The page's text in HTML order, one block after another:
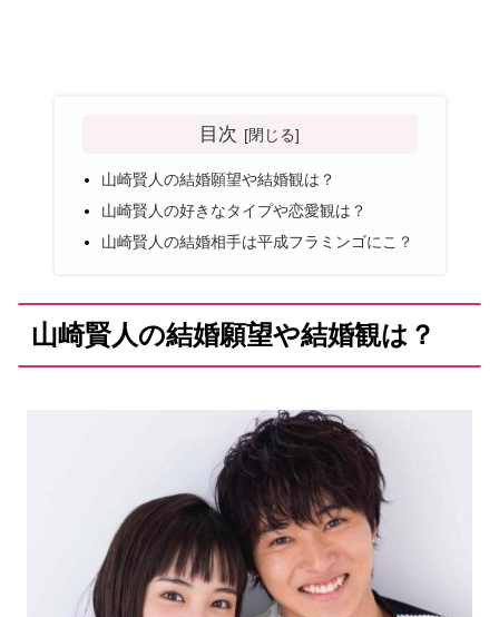
目次
山崎賢人の結婚願望や結婚観は？
山崎賢人の好きなタイプや恋愛観は？
山崎賢人の結婚相手は平成フラミンゴにこ？
山崎賢人の結婚願望や結婚観は？